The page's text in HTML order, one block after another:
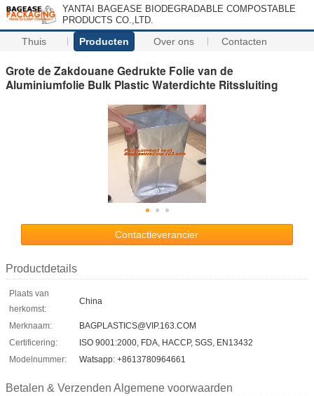
YANTAI BAGEASE BIODEGRADABLE COMPOSTABLE
PRODUCTS CO.,LTD.
Thuis Producten Over ons Contacten
Grote de Zakdouane Gedrukte Folie van de
Aluminiumfolie Bulk Plastic Waterdichte Ritssluiting
Contactleverancier
Productdetails
Plaats van
herkomst:
China
Merknaam:
BAGPLASTICS@VIP.163.COM
Certificering:
ISO 9001:2000, FDA, HACCP, SGS, EN13432
Modelnummer:
Watsapp: +8613780964661
Betalen & Verzenden Algemene voorwaarden